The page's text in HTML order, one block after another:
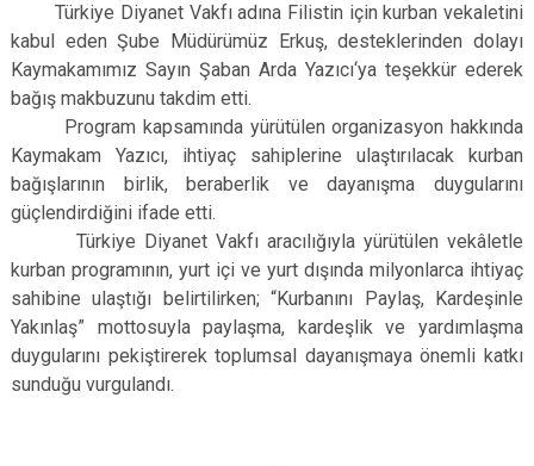
Türkiye Diyanet Vakfı adına Filistin için kurban vekaletini
kabul eden Şube Müdürümüz Erkuş, desteklerinden dolayı
Kaymakamımız Sayın Şaban Arda Yazıcı‘ya teşekkür ederek
bağış makbuzunu takdim etti.
Program kapsamında yürütülen organizasyon hakkında
Kaymakam Yazıcı, ihtiyaç sahiplerine ulaştırılacak kurban
bağışlarının birlik, beraberlik ve dayanışma duygularını
güçlendirdiğini ifade etti.
Türkiye Diyanet Vakfı aracılığıyla yürütülen vekâletle
kurban programının, yurt içi ve yurt dışında milyonlarca ihtiyaç
sahibine ulaştığı belirtilirken; “Kurbanını Paylaş, Kardeşinle
Yakınlaş” mottosuyla paylaşma, kardeşlik ve yardımlaşma
duygularını pekiştirerek toplumsal dayanışmaya önemli katkı
sunduğu vurgulandı.